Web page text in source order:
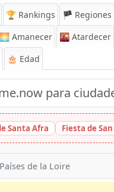
🏆 Rankings 🏴 Regiones
🌅 Amanecer 🌇 Atardecer
🎂 Edad
Santa Afra Fiesta de
Países de la Loire